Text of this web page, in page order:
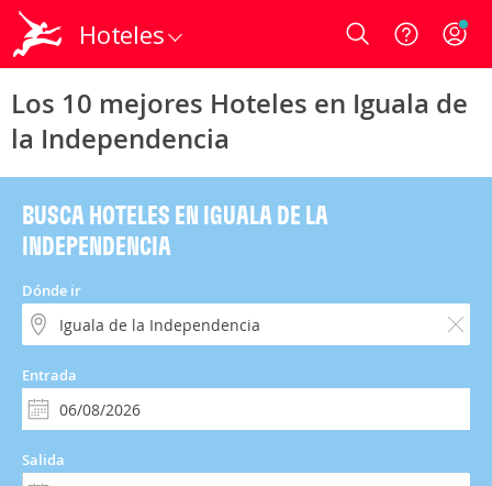
Hoteles Login
Los 10 mejores Hoteles en Iguala de
la Independencia
BUSCA HOTELES EN IGUALA DE LA
INDEPENDENCIA
Dónde ir
Entrada
Salida